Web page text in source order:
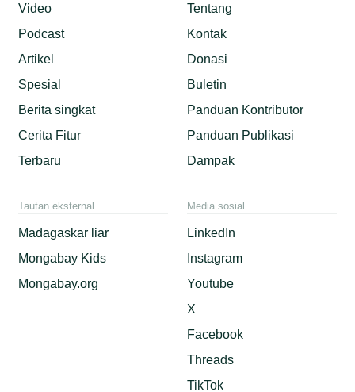
Video
Podcast
Artikel
Spesial
Berita singkat
Cerita Fitur
Terbaru
Tentang
Kontak
Donasi
Buletin
Panduan Kontributor
Panduan Publikasi
Dampak
Tautan eksternal
Madagaskar liar
Mongabay Kids
Mongabay.org
Media sosial
LinkedIn
Instagram
Youtube
X
Facebook
Threads
TikTok